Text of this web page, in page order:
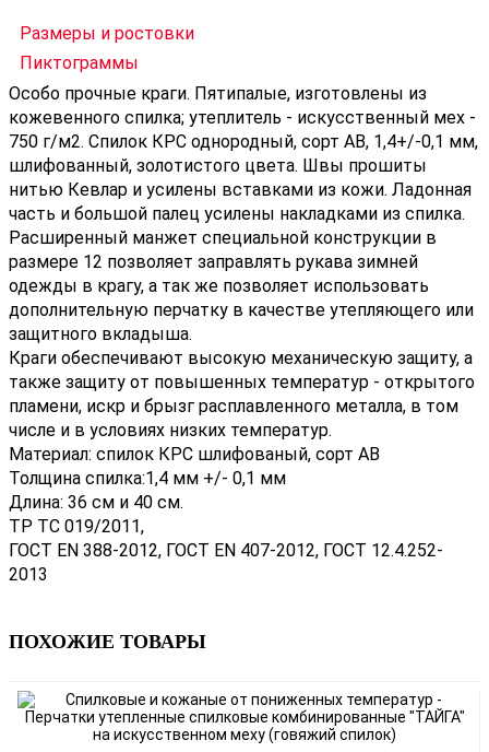
Размеры и ростовки
Пиктограммы
Особо прочные краги. Пятипалые, изготовлены из
кожевенного спилка; утеплитель - искусственный мех -
750 г/м2. Cпилок КРС однородный, сорт АВ, 1,4+/-0,1 мм,
шлифованный, золотистого цвета. Швы прошиты
нитью Кевлар и усилены вставками из кожи. Ладонная
часть и большой палец усилены накладками из спилка.
Расширенный манжет специальной конструкции в
размере 12 позволяет заправлять рукава зимней
одежды в крагу, а так же позволяет использовать
дополнительную перчатку в качестве утепляющего или
защитного вкладыша.
Краги обеспечивают высокую механическую защиту, а
также защиту от повышенных температур - открытого
пламени, искр и брызг расплавленного металла, в том
числе и в условиях низких температур.
Материал: спилок КРС шлифованый, сорт АВ
Толщина спилка:1,4 мм +/- 0,1 мм
Длина: 36 см и 40 см.
ТР ТС 019/2011,
ГОСТ EN 388-2012, ГОСТ EN 407-2012, ГОСТ 12.4.252-
2013
ПОХОЖИЕ ТОВАРЫ